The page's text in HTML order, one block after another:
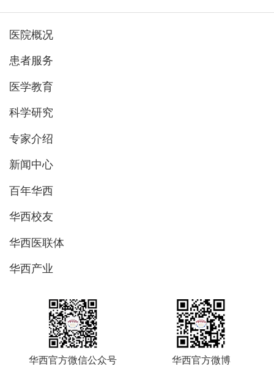
医院概况
患者服务
医学教育
科学研究
专家介绍
新闻中心
百年华西
华西校友
华西医联体
华西产业
华西官方微信公众号 华西官方微博